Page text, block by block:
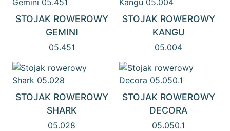
STOJAK ROWEROWY
GEMINI
05.451
STOJAK ROWEROWY
KANGU
05.004
STOJAK ROWEROWY
SHARK
05.028
STOJAK ROWEROWY
DECORA
05.050.1